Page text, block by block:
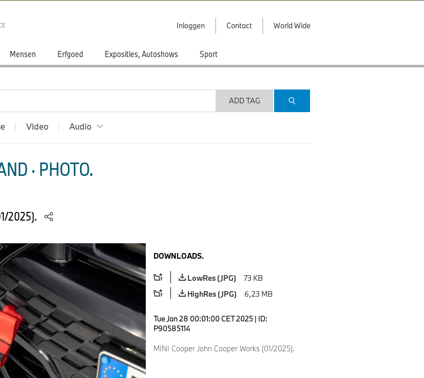
Inloggen Contact World Wide
Mensen Erfgoed Exposities, Autoshows Sport
ADD TAG
Video Audio
· PHOTO.
2025).
DOWNLOADS.
LowRes (JPG)
73 KB
HighRes (JPG)
6,23 MB
Tue Jan 28 00:01:00 CET 2025 | ID:
P90585114
MINI Cooper John Cooper Works (01/2025).